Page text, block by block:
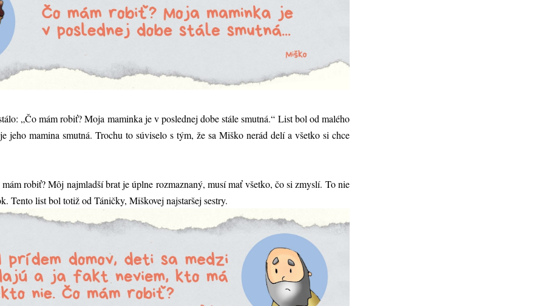
„Čo mám robiť? Moja maminka je v poslednej dobe stále smutná.“ List bol od malého
jeho mamina smutná. Trochu to súviselo s tým, že sa Miško nerád delí a všetko si chce
robiť? Môj najmladší brat je úplne rozmaznaný, musí mať všetko, čo si zmyslí. To nie
Tento list bol totiž od Táničky, Miškovej najstaršej sestry.